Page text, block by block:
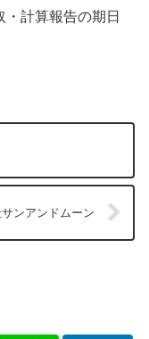
・計算報告の期日
ンアンドムーン